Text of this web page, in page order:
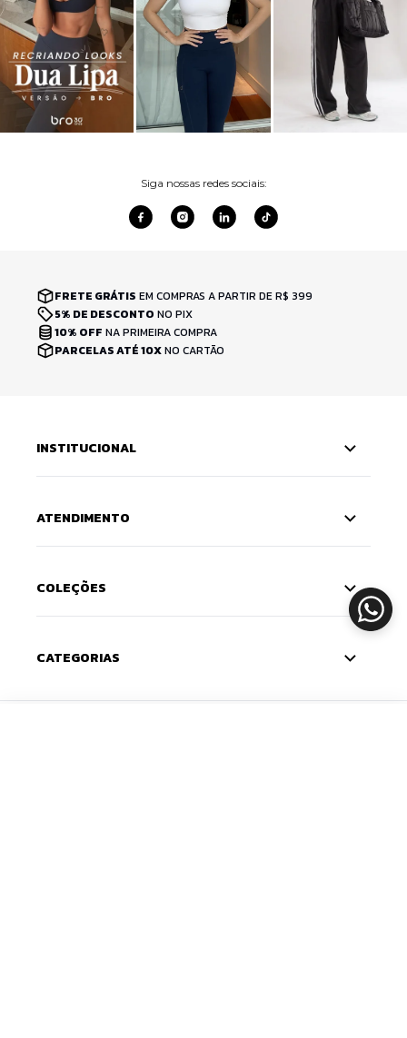
Siga nossas redes sociais:
FRETE GRÁTIS EM COMPRAS A PARTIR DE R$ 399
5% DE DESCONTO NO PIX
10% OFF NA PRIMEIRA COMPRA
PARCELAS ATÉ 10XNO CARTÃO
INSTITUCIONAL
ATENDIMENTO
COLEÇÕES
CATEGORIAS